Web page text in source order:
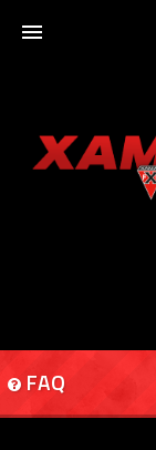
XAMAXFORUM
FAQ